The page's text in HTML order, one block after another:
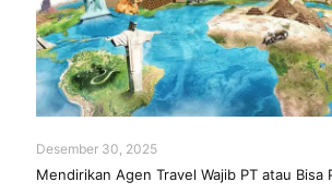
Desember 30, 2025
Mendirikan Agen Travel Wajib PT atau Bisa